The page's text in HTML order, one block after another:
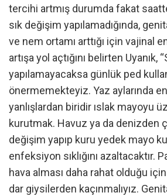
tercihi artmış durumda fakat
sık değişim yapılamadığında,
ve nem ortamı arttığı için vajinal
artışa yol açtığını belirten Uyanık,
yapılamayacaksa günlük ped
önermemekteyiz. Yaz aylarında en
yanlışlardan biridir ıslak mayoyu
kurutmak. Havuz ya da denizden
değişim yapıp kuru yedek mayo
enfeksiyon sıklığını azaltacaktır.
hava alması daha rahat olduğu
dar giysilerden kaçınmalıyız.